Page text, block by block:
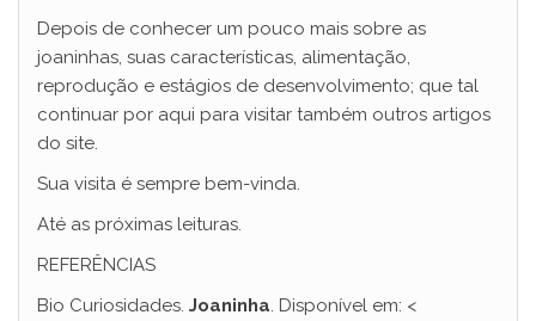
Depois de conhecer um pouco mais sobre as
joaninhas, suas características, alimentação,
reprodução e estágios de desenvolvimento; que tal
continuar por aqui para visitar também outros artigos
do site.
Sua visita é sempre bem-vinda.
Até as próximas leituras.
REFERÊNCIAS
Bio Curiosidades. Joaninha . Disponível em: <